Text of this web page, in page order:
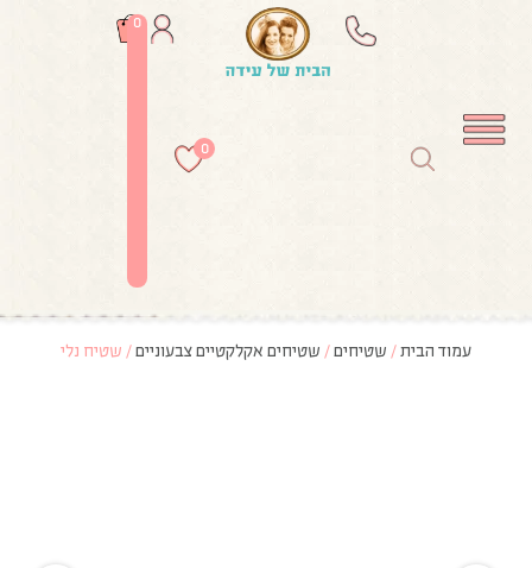
0
0
עמוד הבית/ שטיחים/ שטיחים אקלקטיים צבעוניים/ שטיח נלי